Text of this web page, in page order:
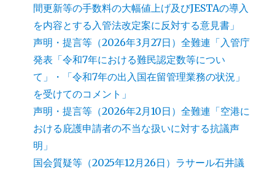
間更新等の手数料の大幅値上げ及びJESTAの導入
を内容とする入管法改定案に反対する意見書」
声明・提言等（2026年3月27日）全難連「入管庁
発表「令和7年における難民認定数等につい
て」・「令和7年の出入国在留管理業務の状況」
を受けてのコメント」
声明・提言等（2026年2月10日）全難連「空港に
おける庇護申請者の不当な扱いに対する抗議声
明」
国会質疑等（2025年12月26日）ラサール石井議